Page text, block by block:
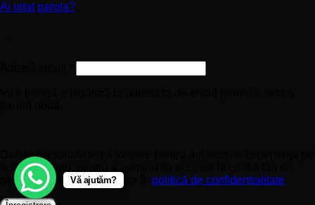
Vă ajutăm?
Ai uitat parola?
Datele personale vor fi folosite pentru a-ți susține experiența pe
acest site web, pentru a administra accesul la contul tău și
pentru alte scopuri descrise în politică de confidențialitate